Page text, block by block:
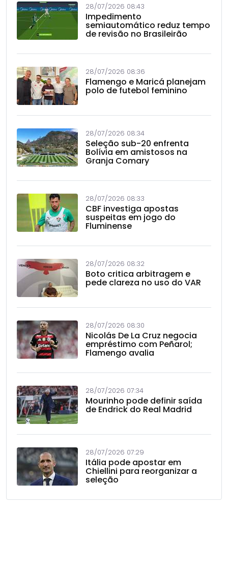
28/07/2026 08:43
Impedimento
semiautomático reduz tempo
de revisão no Brasileirão
28/07/2026 08:36
Flamengo e Maricá planejam
polo de futebol feminino
28/07/2026 08:34
Seleção sub-20 enfrenta
Bolívia em amistosos na
Granja Comary
28/07/2026 08:33
CBF investiga apostas
suspeitas em jogo do
Fluminense
28/07/2026 08:32
Boto critica arbitragem e
pede clareza no uso do VAR
28/07/2026 08:30
Nicolás De La Cruz negocia
empréstimo com Peñarol;
Flamengo avalia
28/07/2026 07:34
Mourinho pode definir saída
de Endrick do Real Madrid
28/07/2026 07:29
Itália pode apostar em
Chiellini para reorganizar a
seleção